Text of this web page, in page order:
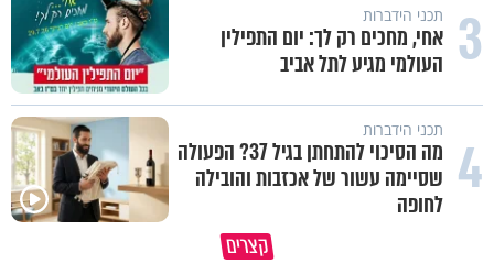
3 תכני הידברות
אחי, מחכים רק לך: יום התפילין
העולמי מגיע לתל אביב
4 תכני הידברות
מה הסיכוי להתחתן בגיל 37? הפעולה
שסיימה עשור של אכזבות והובילה
לחופה
קצריםתשתמש באהבה של השם לטובתך
פותחים פתח קטן - ומקבלים